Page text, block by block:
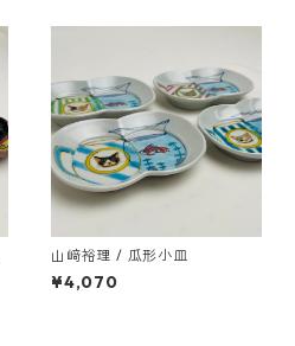
山﨑裕理 / 瓜形小皿
¥4,070